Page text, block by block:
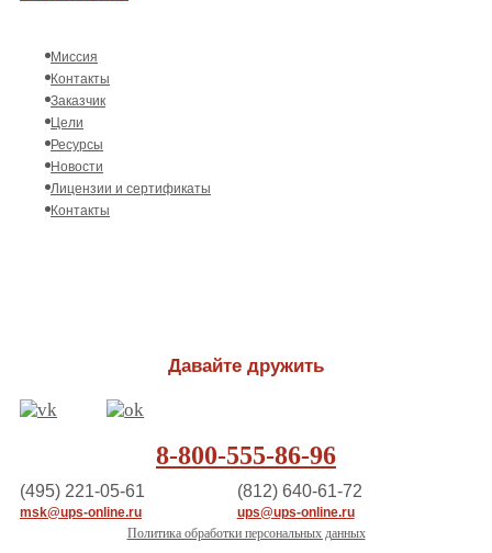
Миссия
Контакты
Заказчик
Цели
Ресурсы
Новости
Лицензии и сертификаты
Контакты
Давайте дружить
8-800-555-86-96
(495) 221-05-61
msk@ups-online.ru
(812) 640-61-72
ups@ups-online.ru
Политика обработки персональных данных